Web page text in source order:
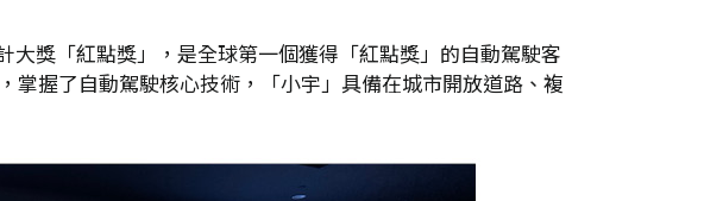
獎「紅點獎」，是全球第一個獲得「紅點獎」的自動駕駛客
掌握了自動駕駛核心技術，「小宇」具備在城市開放道路、複